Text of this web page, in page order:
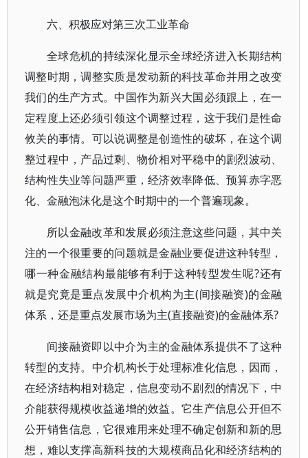
六、积极应对第三次工业革命
全球危机的持续深化显示全球经济进入长期结构
调整时期，调整实质是发动新的科技革命并用之改变
我们的生产方式。中国作为新兴大国必须跟上，在一
定程度上还必须引领这个调整过程，这于我们是性命
攸关的事情。可以说调整是创造性的破坏，在这个调
整过程中，产品过剩、物价相对平稳中的剧烈波动、
结构性失业等问题严重，经济效率降低、预算赤字恶
化、金融泡沫化是这个时期中的一个普遍现象。
所以金融改革和发展必须注意这些问题，其中关
注的一个很重要的问题就是金融业要促进这种转型，
哪一种金融结构最能够有利于这种转型发生呢?还有
就是究竟是重点发展中介机构为主(间接融资)的金融
体系，还是重点发展市场为主(直接融资)的金融体系?
间接融资即以中介为主的金融体系提供不了这种
转型的支持。中介机构长于处理标准化信息，因而，
在经济结构相对稳定，信息变动不剧烈的情况下，中
介能获得规模收益递增的效益。它生产信息公开但不
公开销售信息，它很难用来处理不确定创新和新的思
想，难以支撑高新科技的大规模商品化和经济结构的